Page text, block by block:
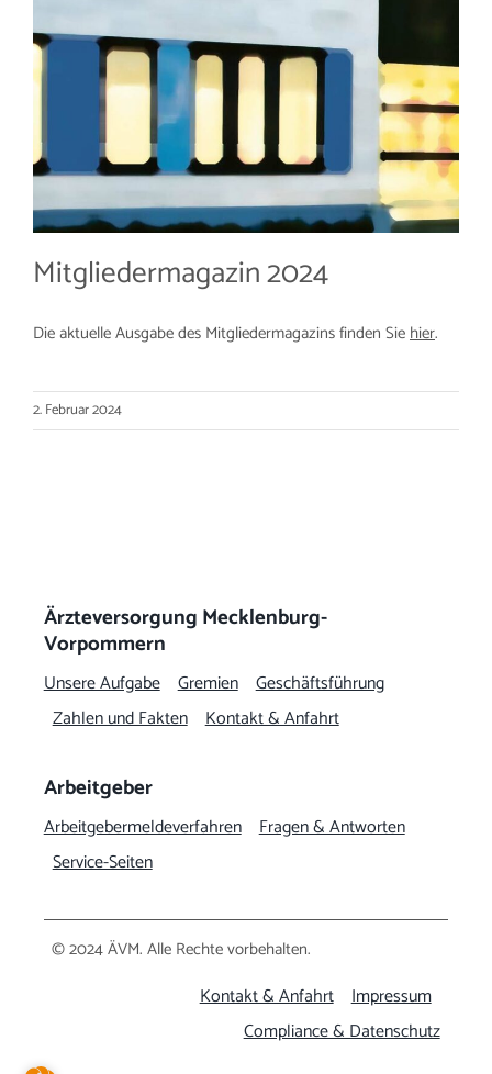
Mitgliedermagazin 2024
Die aktuelle Ausgabe des Mitgliedermagazins finden Siehier.
2. Februar 2024
Ärzteversorgung Mecklenburg-
Vorpommern
Unsere Aufgabe Gremien Geschäftsführung
Zahlen und Fakten Kontakt & Anfahrt
Arbeitgeber
Arbeitgeber­meldeverfahren Fragen & Antworten
Service-Seiten
© 2024 ÄVM. Alle Rechte vorbehalten.
Kontakt & Anfahrt Impressum
Compliance & Datenschutz